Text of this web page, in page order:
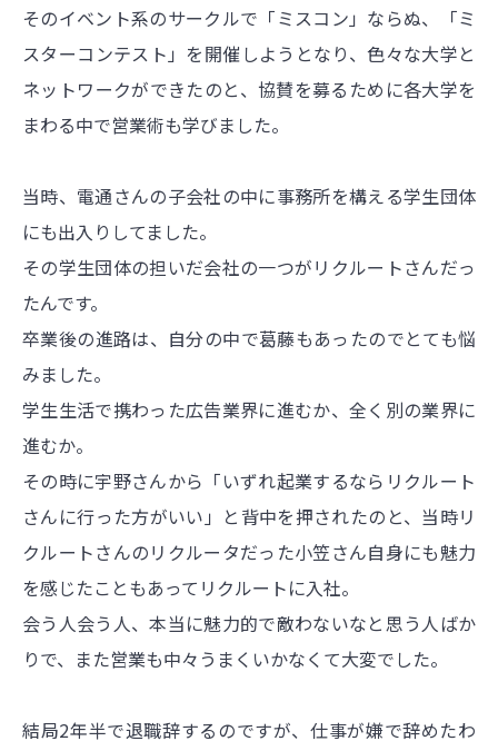
そのイベント系のサークルで「ミスコン」ならぬ、「ミ
スターコンテスト」を開催しようとなり、色々な大学と
ネットワークができたのと、協賛を募るために各大学を
まわる中で営業術も学びました。
当時、電通さんの子会社の中に事務所を構える学生団体
にも出入りしてました。
その学生団体の担いだ会社の一つがリクルートさんだっ
たんです。
卒業後の進路は、自分の中で葛藤もあったのでとても悩
みました。
学生生活で携わった広告業界に進むか、全く別の業界に
進むか。
その時に宇野さんから「いずれ起業するならリクルート
さんに行った方がいい」と背中を押されたのと、当時リ
クルートさんのリクルータだった小笠さん自身にも魅力
を感じたこともあってリクルートに入社。
会う人会う人、本当に魅力的で敵わないなと思う人ばか
りで、また営業も中々うまくいかなくて大変でした。
結局2年半で退職辞するのですが、仕事が嫌で辞めたわ